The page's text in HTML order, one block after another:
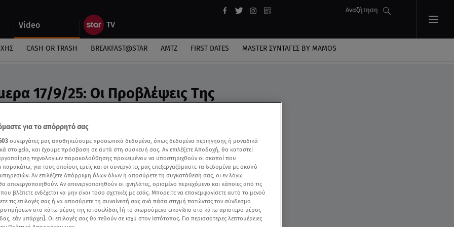
Video
Αναζήτηση
CASH OR TRASH BREAKFAST@STAR ΑΜΤΖ FIRST DATES MASTER ΣΥΝΤΑΓΈΣ BY MAMOS
17/9/25: Οι Προβλέψεις Tης
- Video
της Άσης Μπήλιου στο Breakfast@Star
για το απόρρητό σας
συνεργάτες μας αποθηκεύουμε προσωπικά δεδομένα, όπως δεδομένα περιήγησης ή μοναδικά
στοιχεία, και έχουμε πρόσβαση σε αυτά στη συσκευή σας. Αν επιλέξετε Αποδοχή, θα καταστεί
τεχνολογιών παρακολούθησης προκειμένου να υποστηριχθούν οι σκοποί που
παρακάτω, για τους οποίους εμείς και οι συνεργάτες μας επεξεργαζόμαστε τα δεδομένα με σκοπό
Αν επιλέξετε Απόρριψη όλων όλων ή αποσύρετε τη συγκατάθεσή σας, οι εν λόγω
απενεργοποιηθούν. Αν απενεργοποιηθούν οι ιχνηλάτες, ορισμένο περιεχόμενο και κάποιες από τις
βλέπετε ενδέχεται να μην είναι τόσο σχετικές με εσάς. Μπορείτε να επανεμφανίσετε αυτό το μενού
τις επιλογές σας ή να αποσύρετε τη συναίνεσή σας ανά πάσα στιγμή πατώντας τον σύνδεσμο
στο κάτω μέρος της ιστοσελίδας [ή το αιωρούμενο εικονίδιο στο κάτω αριστερό μέρος
εάν υπάρχει]. Οι επιλογές σας θα τεθούν σε ισχύ στον Ιστότοπος. Για περισσότερες λεπτομέρειες